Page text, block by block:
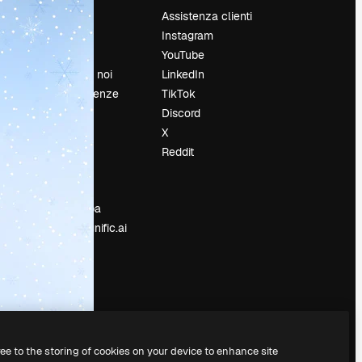
Prezzi
Chi siamo
Recensioni
Lavora con noi
Cerca tendenze
Blog
Eventi
Slidesgo
Vendi i tuoi
contenuti
Sala stampa
Cerchi magnific.ai
Assistenza clienti
Instagram
YouTube
LinkedIn
TikTok
Discord
X
Reddit
to the storing of cookies on your device to enhance site